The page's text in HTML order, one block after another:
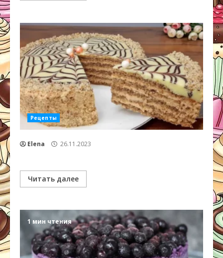
Рецепты
Elena 26.11.2023
Читать далее
1 мин чтения